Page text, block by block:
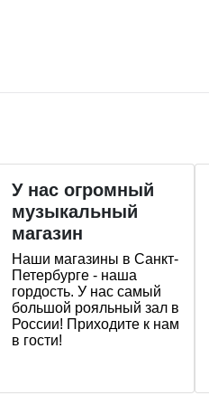
У нас огромный
музыкальный
магазин
Наши магазины в Санкт-
Петербурге - наша
гордость. У нас самый
большой рояльный зал в
России! Приходите к нам
в гости!